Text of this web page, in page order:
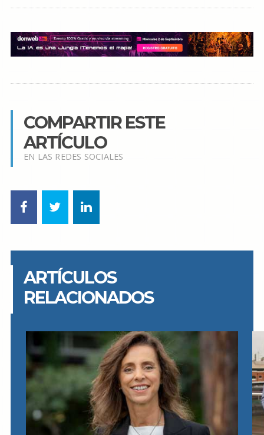
COMPARTIR ESTE
ARTÍCULO
EN LAS REDES SOCIALES
ARTÍCULOS
RELACIONADOS